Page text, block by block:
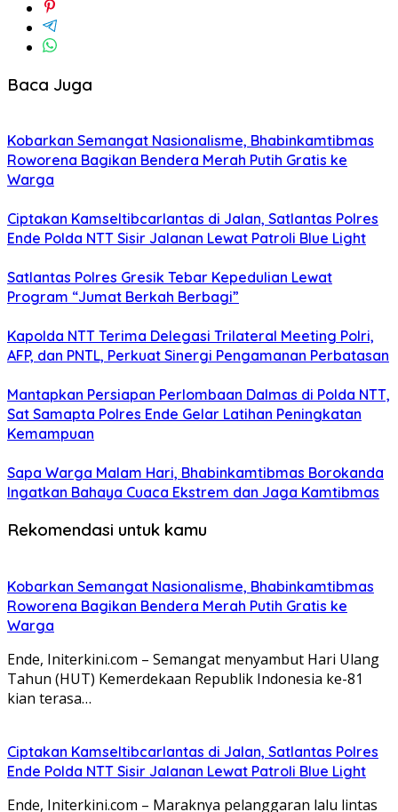
Baca Juga
Kobarkan Semangat Nasionalisme, Bhabinkamtibmas
Roworena Bagikan Bendera Merah Putih Gratis ke
Warga
Ciptakan Kamseltibcarlantas di Jalan, Satlantas Polres
Ende Polda NTT Sisir Jalanan Lewat Patroli Blue Light
Satlantas Polres Gresik Tebar Kepedulian Lewat
Program “Jumat Berkah Berbagi”
Kapolda NTT Terima Delegasi Trilateral Meeting Polri,
AFP, dan PNTL, Perkuat Sinergi Pengamanan Perbatasan
Mantapkan Persiapan Perlombaan Dalmas di Polda NTT,
Sat Samapta Polres Ende Gelar Latihan Peningkatan
Kemampuan
Sapa Warga Malam Hari, Bhabinkamtibmas Borokanda
Ingatkan Bahaya Cuaca Ekstrem dan Jaga Kamtibmas
Rekomendasi untuk kamu
Kobarkan Semangat Nasionalisme, Bhabinkamtibmas
Roworena Bagikan Bendera Merah Putih Gratis ke
Warga
Ende, Initerkini.com – Semangat menyambut Hari Ulang
Tahun (HUT) Kemerdekaan Republik Indonesia ke-81
kian terasa…
Ciptakan Kamseltibcarlantas di Jalan, Satlantas Polres
Ende Polda NTT Sisir Jalanan Lewat Patroli Blue Light
Ende, Initerkini.com – Maraknya pelanggaran lalu lintas